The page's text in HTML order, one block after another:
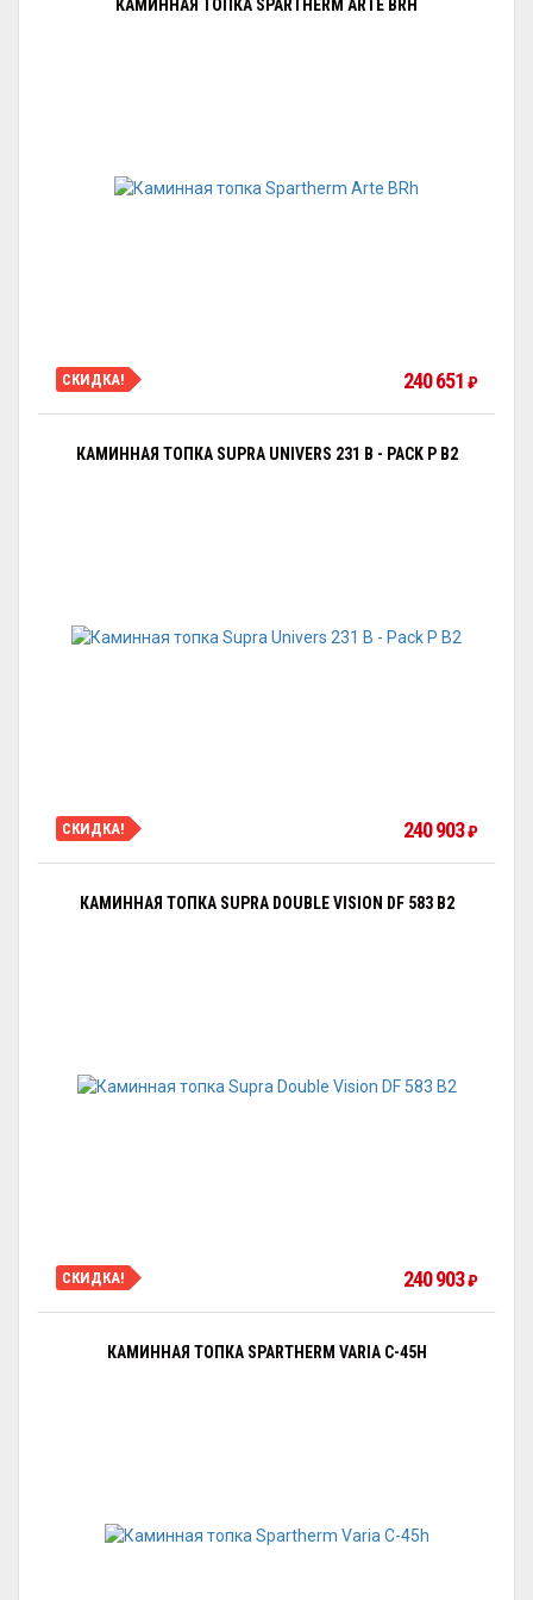
КАМИННАЯ ТОПКА SPARTHERM ARTE BRH
СКИДКА! 240 651 ₽
КАМИННАЯ ТОПКА SUPRA UNIVERS 231 B - PACK P B2
СКИДКА! 240 903₽
КАМИННАЯ ТОПКА SUPRA DOUBLE VISION DF 583 B2
СКИДКА! 240 903₽
КАМИННАЯ ТОПКА SPARTHERM VARIA C-45H